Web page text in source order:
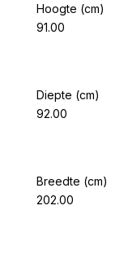
Hoogte (cm)
91.00
Diepte (cm)
92.00
Breedte (cm)
202.00